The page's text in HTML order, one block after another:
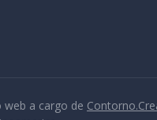
a cargo de